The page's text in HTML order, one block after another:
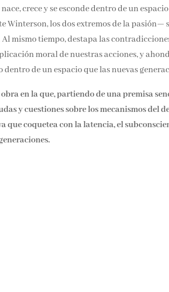
crece y se esconde dentro de un
Winterson, los dos extremos de la pasión—
mismo tiempo, destapa las
moral de nuestras acciones, y
dentro de un espacio que las nuevas
en la que, partiendo de una premisa
y cuestiones sobre los mecanismos del
que coquetea con la latencia, el